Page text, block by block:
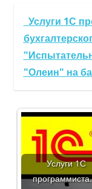
Услуги 1С
"Олеин" на
Услуги 1С